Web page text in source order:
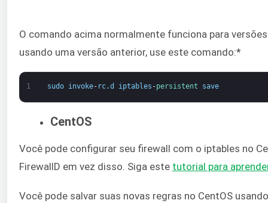
O comando acima normalmente funciona para
usando uma versão anterior, use este comando:*
1 sudo invoke- rc.d iptables -persistent save
CentOS
Você pode configurar seu firewall com o iptables no
FirewallD em vez disso. Siga este tutorial para
Você pode salvar suas novas regras no CentOS